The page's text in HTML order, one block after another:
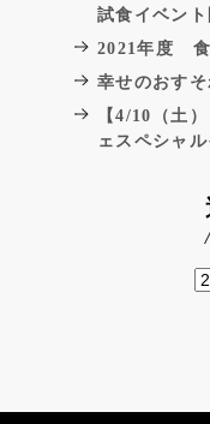
試食イベント
2021年度
幸せのおす
【4/10（土
ェスペシャ